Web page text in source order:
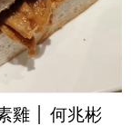
雞 │ 何兆彬